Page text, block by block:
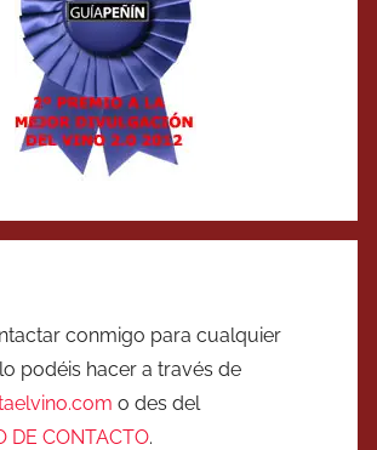
conmigo para cualquier
podéis hacer a través de
o des del
DE CONTACTO.